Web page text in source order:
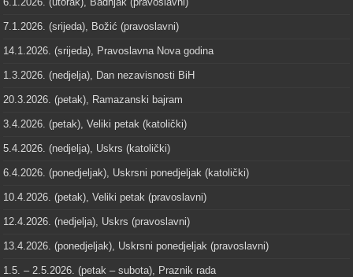
7.1.2026. (srijeda), Božić (pravoslavni)
14.1.2026. (srijeda), Pravoslavna Nova godina
1.3.2026. (nedjelja), Dan nezavisnosti BiH
20.3.2026. (petak), Ramazanski bajram
3.4.2026. (petak), Veliki petak (katolički)
5.4.2026. (nedjelja), Uskrs (katolički)
6.4.2026. (ponedjeljak), Uskrsni ponedjeljak (katolički)
10.4.2026. (petak), Veliki petak (pravoslavni)
12.4.2026. (nedjelja), Uskrs (pravoslavni)
13.4.2026. (ponedjeljak), Uskrsni ponedjeljak (pravoslavni)
1.5. – 2.5.2026. (petak – subota), Praznik rada